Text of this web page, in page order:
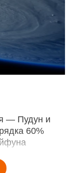
— Пудун и
60%